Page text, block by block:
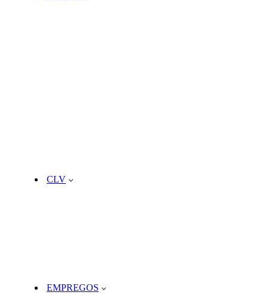
CLV
EMPREGOS